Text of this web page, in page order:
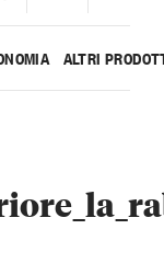
ALTRI